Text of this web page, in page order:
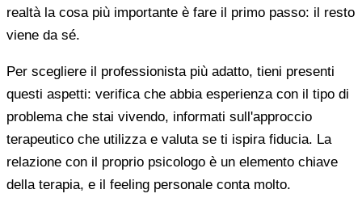
realtà la cosa più importante è fare il primo passo: il resto
viene da sé.
Per scegliere il professionista più adatto, tieni presenti
questi aspetti: verifica che abbia esperienza con il tipo di
problema che stai vivendo, informati sull'approccio
terapeutico che utilizza e valuta se ti ispira fiducia. La
relazione con il proprio psicologo è un elemento chiave
della terapia, e il feeling personale conta molto.